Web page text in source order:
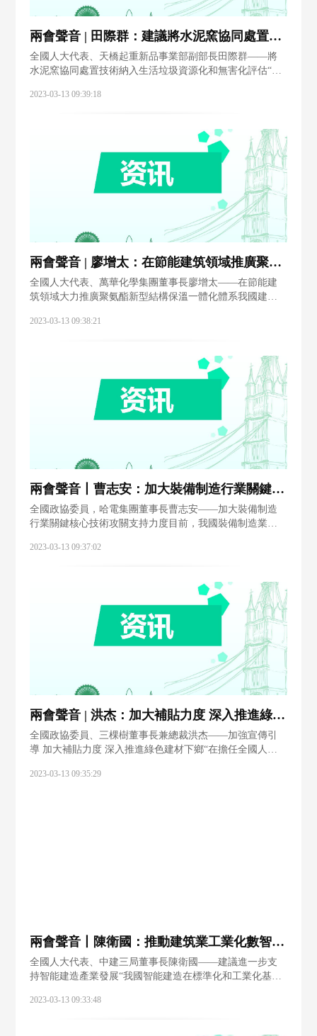
兩會聲音 | 田際群：建議將水泥窯協同處置技術納入生活垃圾資源化和無害化評估
全國人大代表、天橋起重新品事業部副部長田際群——將
水泥窯協同處置技術納入生活垃圾資源化和無害化評估“作
企業的重視、對普通一線工人的關愛。”全國人大代表、天
2023-03-13 09:39:18
兩會聲音 | 廖增太：在節能建筑領域推廣聚氨酯新型結構保溫一體化體系
全國人大代表、萬華化學集團董事長廖增太——在節能建
筑領域大力推廣聚氨酯新型結構保溫一體化體系我國建筑
比例20%以上。提升建筑節能水平已成為我國實現“雙碳”目
2023-03-13 09:38:21
兩會聲音丨曹志安：加大裝備制造行業關鍵核心技術攻關支持力度
全國政協委員，哈電集團董事長曹志安——加大裝備制造
行業關鍵核心技術攻關支持力度目前，我國裝備制造業產
鏈，競爭力持續提升，但產業鏈仍然存在“卡脖子”短板問
2023-03-13 09:37:02
兩會聲音 | 洪杰：加大補貼力度 深入推進綠色建材下鄉
全國政協委員、三棵樹董事長兼總裁洪杰——加強宣傳引
導 加大補貼力度 深入推進綠色建材下鄉“在擔任全國人大
材行業相關的。我非常關注建材行業的綠色轉型、健康可
2023-03-13 09:35:29
兩會聲音丨陳衛國：推動建筑業工業化數智化升級
全國人大代表、中建三局董事長陳衛國——建議進一步支
持智能建造產業發展“我國智能建造在標準化和工業化基
比，還存在一定差距，需要加快體系化推進。”本次全國兩
2023-03-13 09:33:48